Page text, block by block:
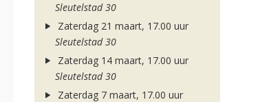
Sleutelstad 30
Zaterdag 21 maart, 17.00 uur
Sleutelstad 30
Zaterdag 14 maart, 17.00 uur
Sleutelstad 30
Zaterdag 7 maart, 17.00 uur